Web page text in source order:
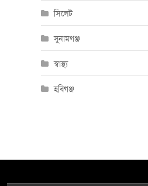
সিলেট
সুনামগঞ্জ
স্বাস্থ্য
হবিগঞ্জ